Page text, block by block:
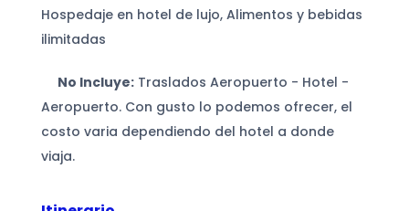
Hospedaje en hotel de lujo, Alimentos y bebidas
ilimitadas
No Incluye:Traslados Aeropuerto - Hotel -
Aeropuerto. Con gusto lo podemos ofrecer, el
costo varia dependiendo del hotel a donde
viaja.